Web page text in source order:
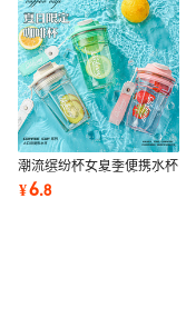
潮流缤纷杯女夏季便携水杯
大容量网红创意露营随行杯
随身杯子
¥6.8